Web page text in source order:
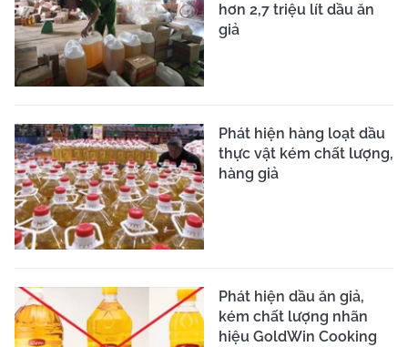
hơn 2,7 triệu lít dầu ăn
giả
Phát hiện hàng loạt dầu
thực vật kém chất lượng,
hàng giả
Phát hiện dầu ăn giả,
kém chất lượng nhãn
hiệu GoldWin Cooking